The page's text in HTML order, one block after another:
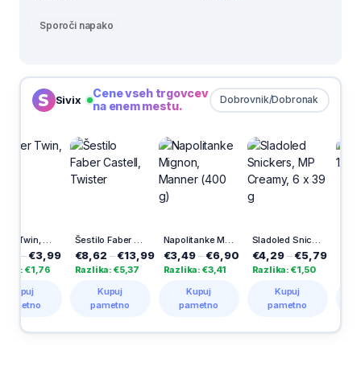
Sporoči napako
Sivix Dobrovnik/Dobronak
Cene vseh trgovcev
na enem mestu.
Šestilo Faber Castell, Twister
€8,62 €13,99
Razlika: €5,37
Napolitanke Mignon, Manner (400 g)
€3,49 €6,90
Razlika: €3,41
Sladoled Snickers, MP Creamy, 6 x 39 g
€4,29 €5,79
Razlika: €1,50
€2,89
Razlika: